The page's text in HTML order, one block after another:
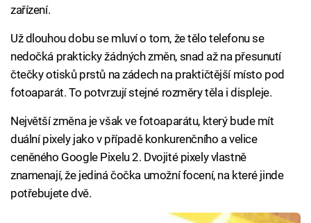
zařízení.
Už dlouhou dobu se mluví o tom, že tělo telefonu se
nedočká prakticky žádných změn, snad až na přesunutí
čtečky otisků prstů na zádech na praktičtější místo pod
fotoaparát. To potvrzují stejné rozměry těla i displeje.
Největší změna je však ve fotoaparátu, který bude mít
duální pixely jako v případě konkurenčního a velice
ceněného Google Pixelu 2. Dvojité pixely vlastně
znamenají, že jediná čočka umožní focení, na které jinde
potřebujete dvě.